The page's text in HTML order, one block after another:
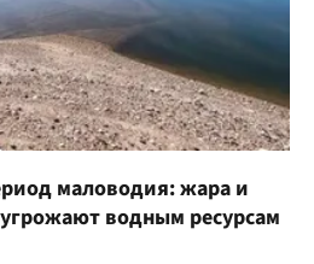
маловодия: жара и
водным ресурсам